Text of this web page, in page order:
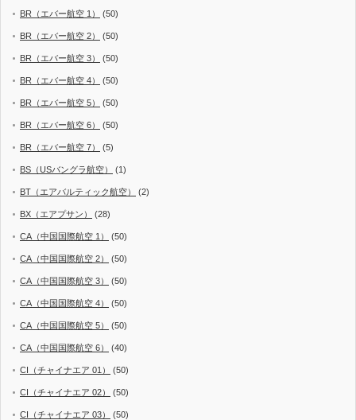
BR（エバー航空 1） (50)
BR（エバー航空 2） (50)
BR（エバー航空 3） (50)
BR（エバー航空 4） (50)
BR（エバー航空 5） (50)
BR（エバー航空 6） (50)
BR（エバー航空 7） (5)
BS（USバングラ航空） (1)
BT（エアバルティック航空） (2)
BX（エアプサン） (28)
CA（中国国際航空 1） (50)
CA（中国国際航空 2） (50)
CA（中国国際航空 3） (50)
CA（中国国際航空 4） (50)
CA（中国国際航空 5） (50)
CA（中国国際航空 6） (40)
CI（チャイナエア 01） (50)
CI（チャイナエア 02） (50)
CI（チャイナエア 03） (50)